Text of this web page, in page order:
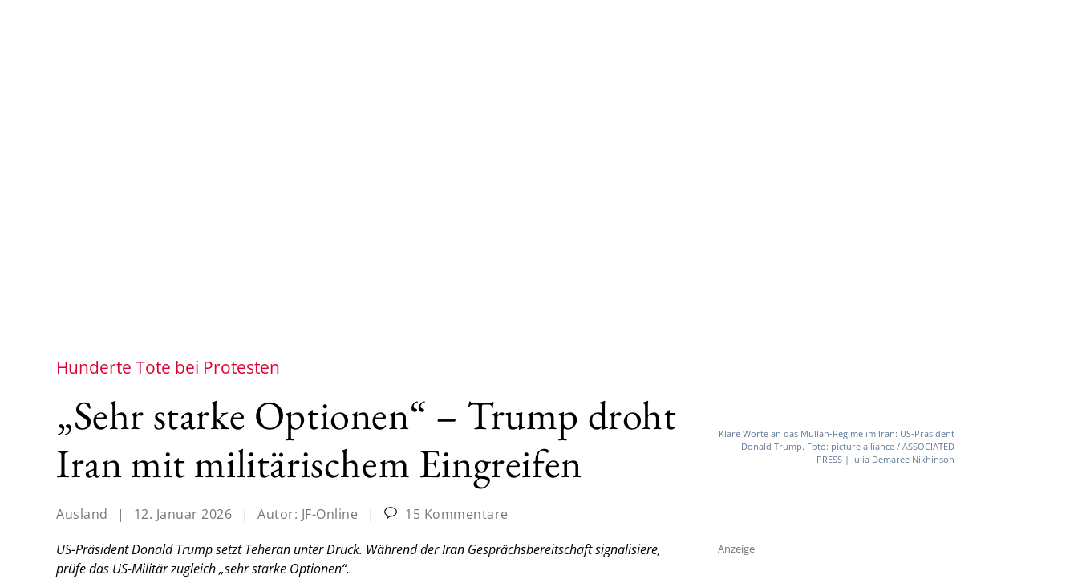
Hunderte Tote bei Protesten
„Sehr starke Optionen“ – Trump droht
Iran mit militärischem Eingreifen
Ausland | 12. Januar 2026 | Autor: JF-Online |
15 Kommentare
US-Präsident Donald Trump setzt Teheran unter Druck. Während der Iran Gesprächsbereitschaft signalisiere,
prüfe das US-Militär zugleich „sehr starke Optionen“.
Klare Worte an das Mullah-Regime im Iran: US-Präsident
Donald Trump. Foto: picture alliance / ASSOCIATED
PRESS | Julia Demaree Nikhinson
Anzeige